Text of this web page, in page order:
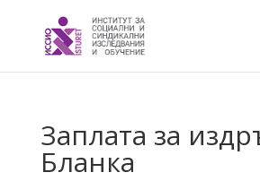
Заплата за
Бланка